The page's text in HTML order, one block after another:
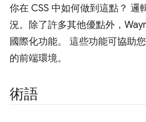
你在 CSS 中如何做到這點？ 邏
況。除了許多其他優點外，
國際化功能。 這些功能可協助
的前端環境。
術語